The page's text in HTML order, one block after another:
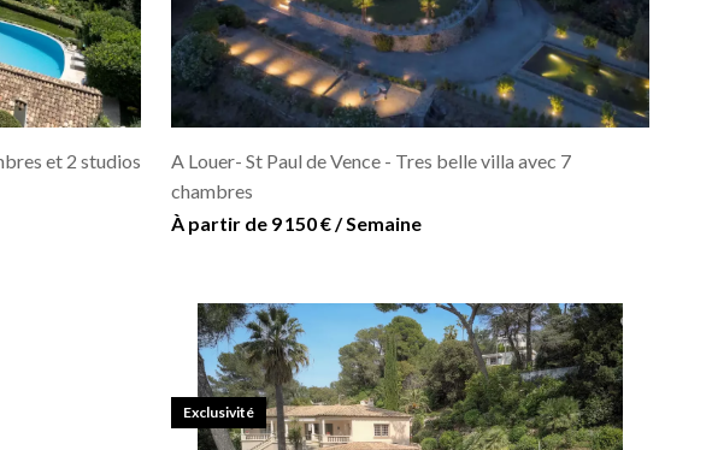
et 2 studios
A Louer- St Paul de Vence - Tres belle villa avec 7
chambres
À partir de 9 150 € / Semaine
Exclusivité